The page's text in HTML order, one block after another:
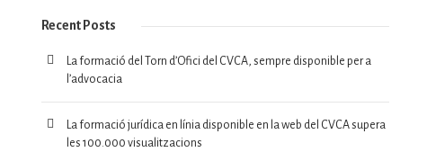
Recent Posts
La formació del Torn d’Ofici del CVCA, sempre disponible per a
l’advocacia
La formació jurídica en línia disponible en la web del CVCA supera
les 100.000 visualitzacions